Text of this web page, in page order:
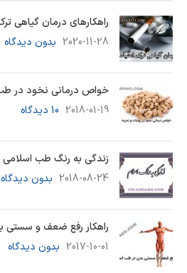
راهکارهای درمان گیاهی
2020-11-28 بدون دیدگاه
خواص درمانی نخود در
2018-01-19 10 دیدگاه
زندگی به رنگ طب اسلامی
2018-08-24 بدون دیدگاه
راهکار رفع ضعف و سستی
2017-10-01 بدون دیدگاه